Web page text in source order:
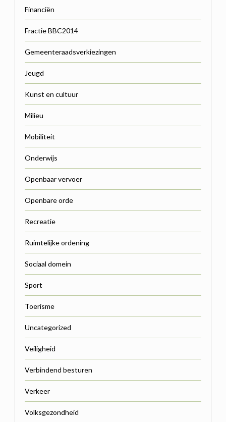
Financiën
Fractie BBC2014
Gemeenteraadsverkiezingen
Jeugd
Kunst en cultuur
Milieu
Mobiliteit
Onderwijs
Openbaar vervoer
Openbare orde
Recreatie
Ruimtelijke ordening
Sociaal domein
Sport
Toerisme
Uncategorized
Veiligheid
Verbindend besturen
Verkeer
Volksgezondheid